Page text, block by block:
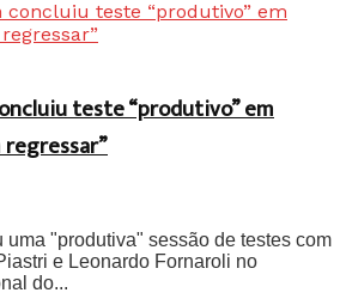
teste “produtivo” em
uma "produtiva" sessão de testes com
e Leonardo Fornaroli no
do...